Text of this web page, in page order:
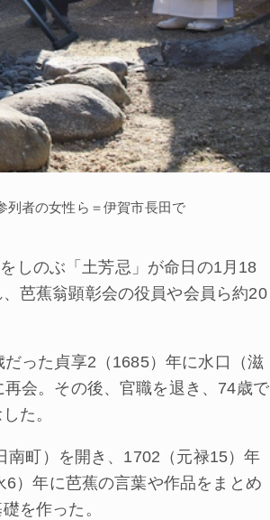
列者の女性ら＝伊賀市長田で
しのぶ「土芳忌」が命日の1月18
芭蕉翁顕彰会の役員や会員ら約20
った貞享2（1685）年に水口（滋
会。その後、官職を退き、74歳で
た。
町）を開き、1702（元禄15）年
）年に芭蕉の言葉や作品をまとめ
を作った。